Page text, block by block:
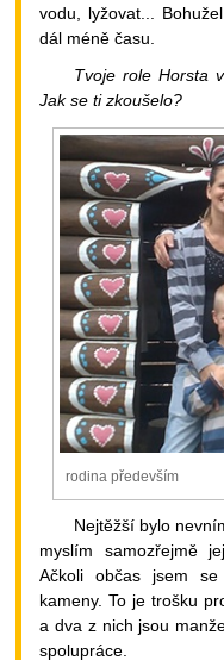
vodu, lyžovat...
dál méně času.
Tvoje role Horsta
Jak se ti zkoušelo?
rodina především
Nejtěžší bylo
myslím samozřejmě
Ačkoli občas jsem se
kameny. To je trošku
a dva z nich jsou
spolupráce.